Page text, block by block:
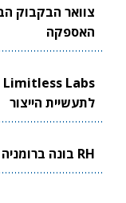
האספקה
לתעשיית הייצור
RH בונה ברומניה תשתית ייצור ביטחוני ישראלית